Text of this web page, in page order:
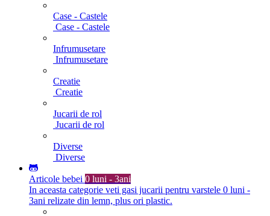
Case - Castele
Case - Castele
Infrumusetare
Infrumusetare
Creatie
Creatie
Jucarii de rol
Jucarii de rol
Diverse
Diverse
Articole bebei 0 luni - 3ani
In aceasta categorie veti gasi jucarii pentru varstele 0 luni -
3ani relizate din lemn, plus ori plastic.